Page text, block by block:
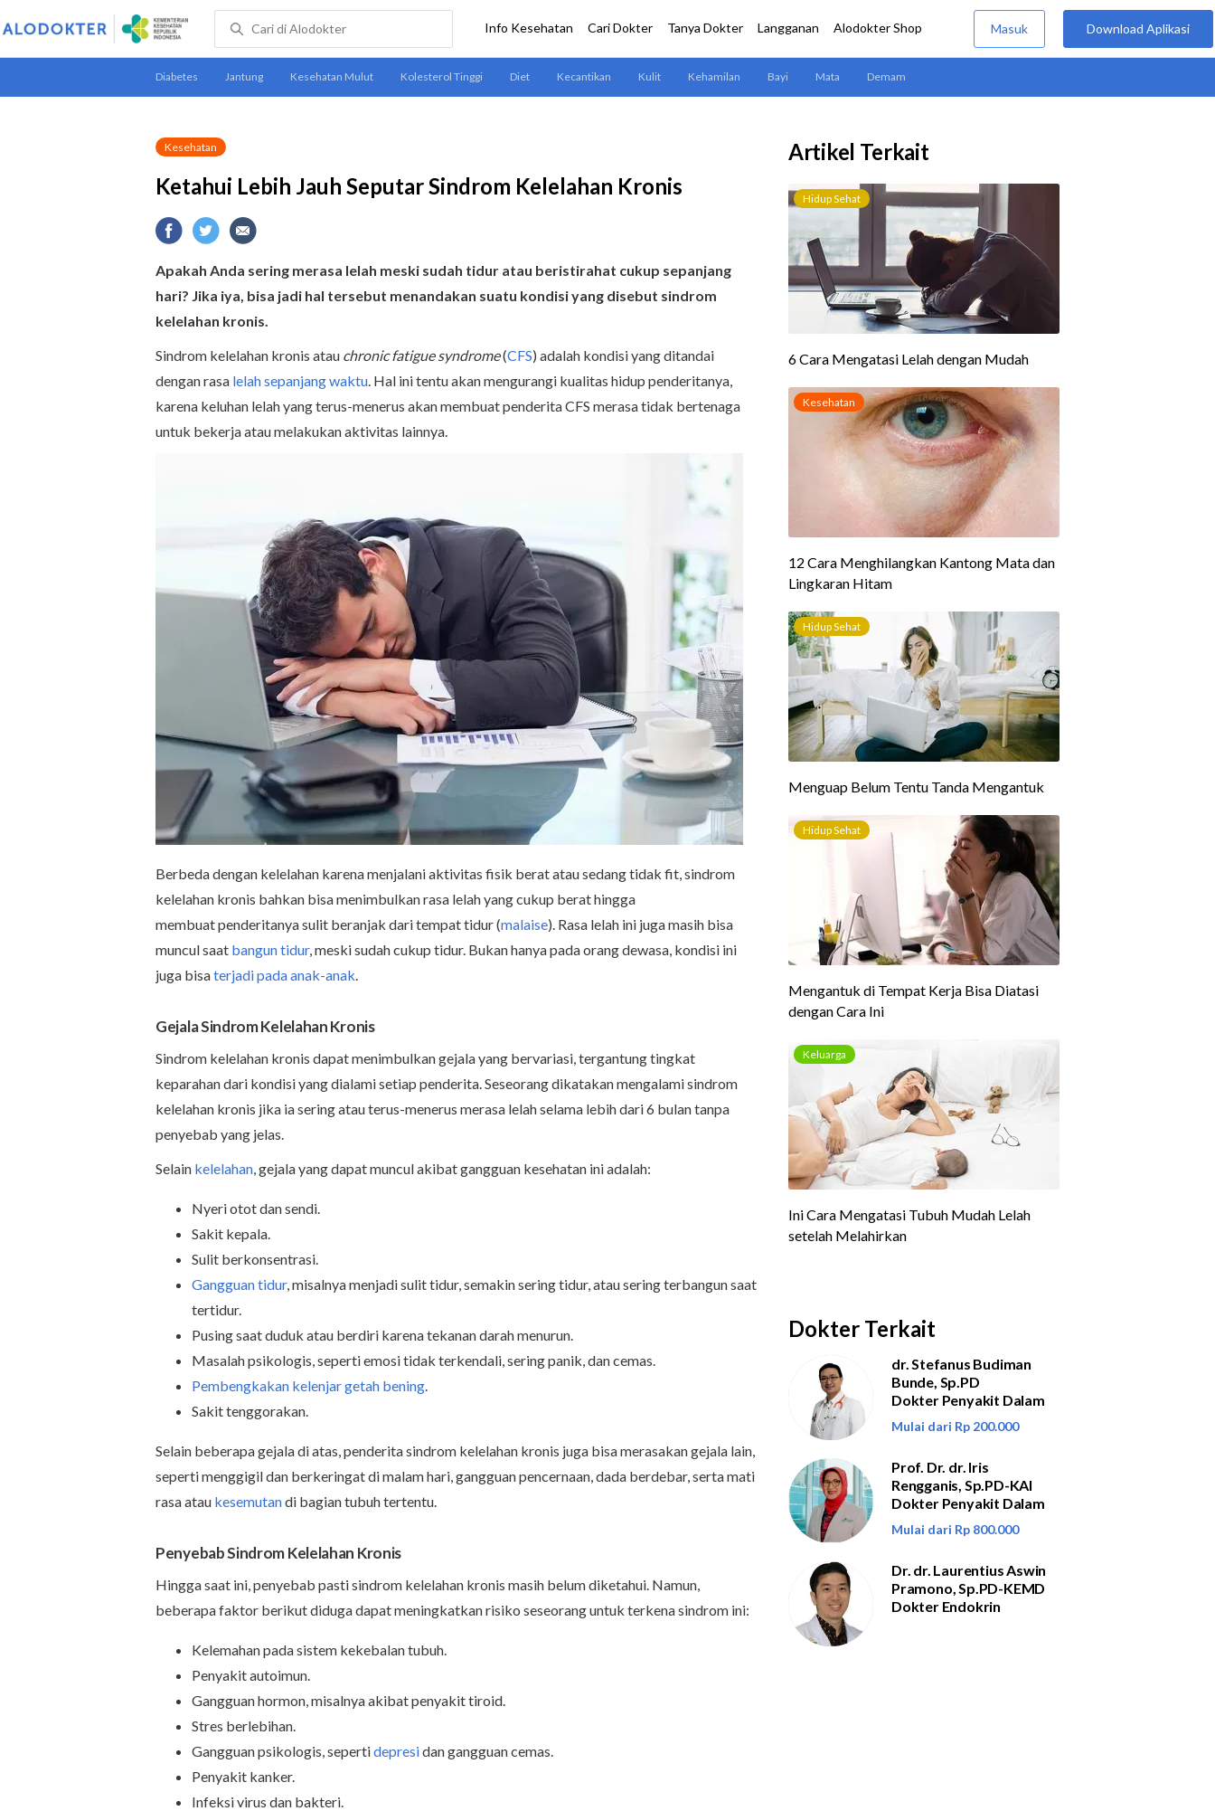
Kesehatan
Ketahui Lebih Jauh Seputar Sindrom Kelelahan Kronis
Apakah Anda sering merasa lelah meski sudah tidur atau beristirahat cukup sepanjang
hari? Jika iya, bisa jadi hal tersebut menandakan suatu kondisi yang disebut sindrom
kelelahan kronis.
Sindrom kelelahan kronis atau chronic fatigue syndrome(CFS) adalah kondisi yang ditandai
dengan rasa lelah sepanjang waktu. Hal ini tentu akan mengurangi kualitas hidup penderitanya,
karena keluhan lelah yang terus-menerus akan membuat penderita CFS merasa tidak bertenaga
untuk bekerja atau melakukan aktivitas lainnya.
Berbeda dengan kelelahan karena menjalani aktivitas fisik berat atau sedang tidak fit, sindrom
kelelahan kronis bahkan bisa menimbulkan rasa lelah yang cukup berat hingga
membuat penderitanya sulit beranjak dari tempat tidur (malaise). Rasa lelah ini juga masih bisa
muncul saat bangun tidur, meski sudah cukup tidur. Bukan hanya pada orang dewasa, kondisi ini
juga bisaterjadi pada anak-anak.
Gejala Sindrom Kelelahan Kronis
Sindrom kelelahan kronis dapat menimbulkan gejala yang bervariasi, tergantung tingkat
keparahan dari kondisi yang dialami setiap penderita. Seseorang dikatakan mengalami sindrom
kelelahan kronis jika ia sering atau terus-menerus merasa lelah selama lebih dari 6 bulan tanpa
penyebab yang jelas.
Selain kelelahan, gejala yang dapat muncul akibat gangguan kesehatan ini adalah:
Nyeri otot dan sendi.
Sakit kepala.
Sulit berkonsentrasi.
Gangguan tidur, misalnya menjadi sulit tidur, semakin sering tidur, atau sering terbangun saat
tertidur.
Pusing saat duduk atau berdiri karena tekanan darah menurun.
Masalah psikologis, seperti emosi tidak terkendali, sering panik, dan cemas.
Pembengkakan kelenjar getah bening.
Sakit tenggorakan.
Selain beberapa gejala di atas, penderita sindrom kelelahan kronis juga bisa merasakan gejala lain,
seperti menggigil dan berkeringat di malam hari, gangguan pencernaan, dada berdebar, serta mati
rasa atau kesemutandi bagian tubuh tertentu.
Penyebab Sindrom Kelelahan Kronis
Hingga saat ini, penyebab pasti sindrom kelelahan kronis masih belum diketahui. Namun,
beberapa faktor berikut diduga dapat meningkatkan risiko seseorang untuk terkena sindrom ini:
Kelemahan pada sistem kekebalan tubuh.
Penyakit autoimun.
Gangguan hormon, misalnya akibat penyakit tiroid.
Stres berlebihan.
Gangguan psikologis, sepertidepresidan gangguan cemas.
Penyakit kanker.
Infeksi virus dan bakteri.
Artikel Terkait
Dokter Terkait